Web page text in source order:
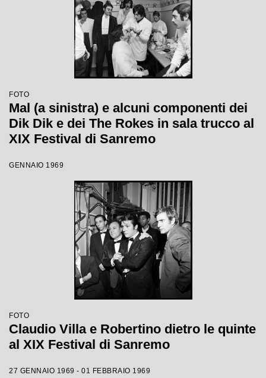
FOTO
Mal (a sinistra) e alcuni componenti dei
Dik Dik e dei The Rokes in sala trucco al
XIX Festival di Sanremo
GENNAIO 1969
FOTO
Claudio Villa e Robertino dietro le quinte
al XIX Festival di Sanremo
27 GENNAIO 1969 - 01 FEBBRAIO 1969